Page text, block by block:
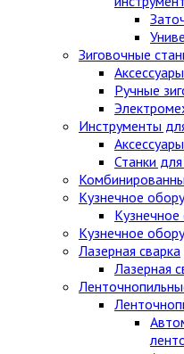
Зиговочные
Ручные
Инструменты
Аксессуары
Станки
Кузнечное
Кузнечное
Лазерная сварка
Лазерная